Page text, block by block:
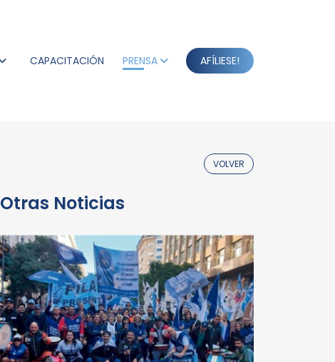
CAPACITACIÓN PRENSA AFÍLIESE!
VOLVER
Otras Noticias